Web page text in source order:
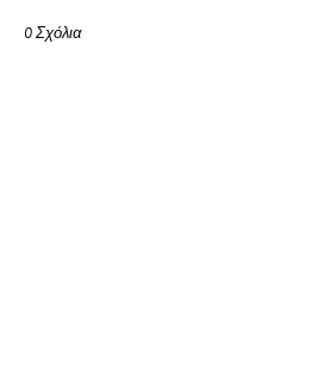
0 Σχόλια